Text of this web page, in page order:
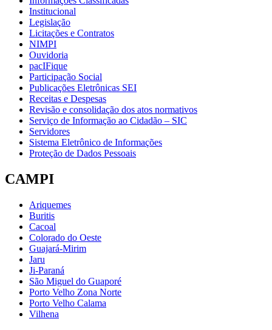
Institucional
Legislação
Licitações e Contratos
NIMPI
Ouvidoria
pacIFique
Participação Social
Publicações Eletrônicas SEI
Receitas e Despesas
Revisão e consolidação dos atos normativos
Serviço de Informação ao Cidadão – SIC
Servidores
Sistema Eletrônico de Informações
Proteção de Dados Pessoais
CAMPI
Ariquemes
Buritis
Cacoal
Colorado do Oeste
Guajará-Mirim
Jaru
Ji-Paraná
São Miguel do Guaporé
Porto Velho Zona Norte
Porto Velho Calama
Vilhena